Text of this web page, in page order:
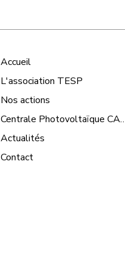
Accueil
L'association TESP
Nos actions
Centrale
Actualités
Contact